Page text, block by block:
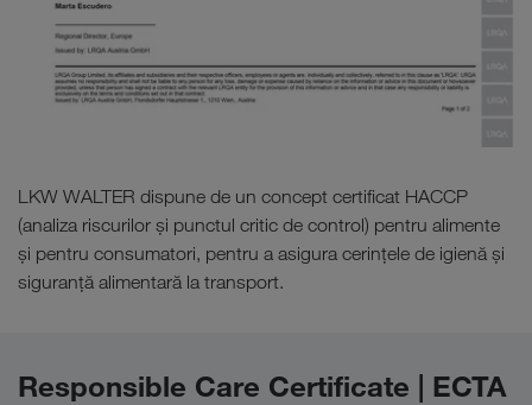
LKW WALTER dispune de un concept certificat HACCP
(analiza riscurilor şi punctul critic de control) pentru alimente
și pentru consumatori, pentru a asigura cerințele de igienă și
siguranță alimentară la transport.
Responsible Care Certificate | ECTA